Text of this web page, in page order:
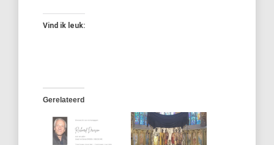
Vind ik leuk:
Gerelateerd